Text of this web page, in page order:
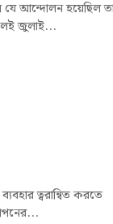
যে আন্দোলন হয়েছিল
জুলাই...
ত্বরান্বিত করতে